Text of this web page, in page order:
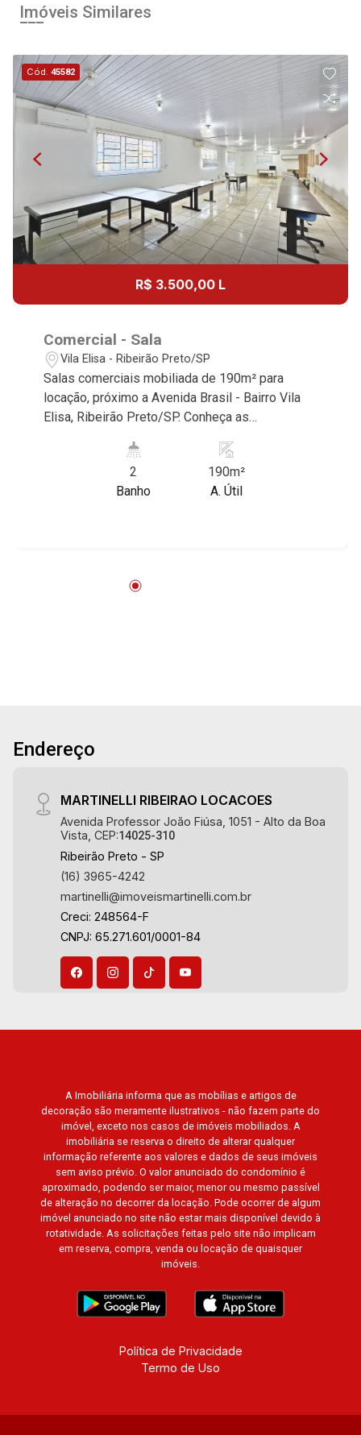
Imóveis Similares
Cód.45582
R$ 3.500,00 L
Comercial - Sala
Vila Elisa - Ribeirão Preto/SP
Salas comerciais mobiliada de 190m² para
locação, próximo a Avenida Brasil - Bairro Vila
Elisa, Ribeirão Preto/SP. Conheça as
Imobiliária selecionou para você: - 190m² de
área útil - 2 salas - WCs masculino e feminino -
Cozinha - Ar-condicionado - Vagas rotativas
2
Banho
190m²
A. Útil
Endereço
MARTINELLI RIBEIRAO LOCACOES
Avenida Professor João Fiúsa, 1051 - Alto da Boa
Vista, CEP:14025-310
Ribeirão Preto - SP
(16) 3965-4242
martinelli@imoveismartinelli.com.br
Creci: 248564-F
CNPJ: 65.271.601/0001-84
A Imobiliária informa que as mobílias e artigos de
decoração são meramente ilustrativos - não fazem parte do
imóvel, exceto nos casos de imóveis mobiliados. A
imobiliária se reserva o direito de alterar qualquer
informação referente aos valores e dados de seus imóveis
sem aviso prévio. O valor anunciado do condomínio é
aproximado, podendo ser maior, menor ou mesmo passível
de alteração no decorrer da locação. Pode ocorrer de algum
imóvel anunciado no site não estar mais disponível devido à
rotatividade. As solicitações feitas pelo site não implicam
em reserva, compra, venda ou locação de quaisquer
imóveis.
Política de Privacidade
Termo de Uso